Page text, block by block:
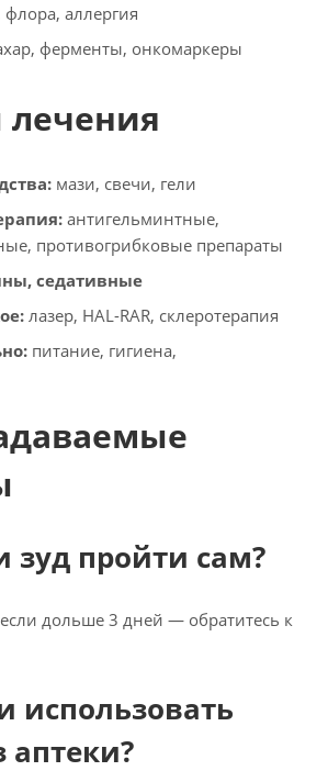
аллергия
ферменты, онкомаркеры
мази, свечи, гели
антигельминтные,
противогрибковые препараты
седативные
лазер, HAL-RAR, склеротерапия
питание, гигиена,
зуд пройти сам?
дольше 3 дней — обратитесь к
использовать